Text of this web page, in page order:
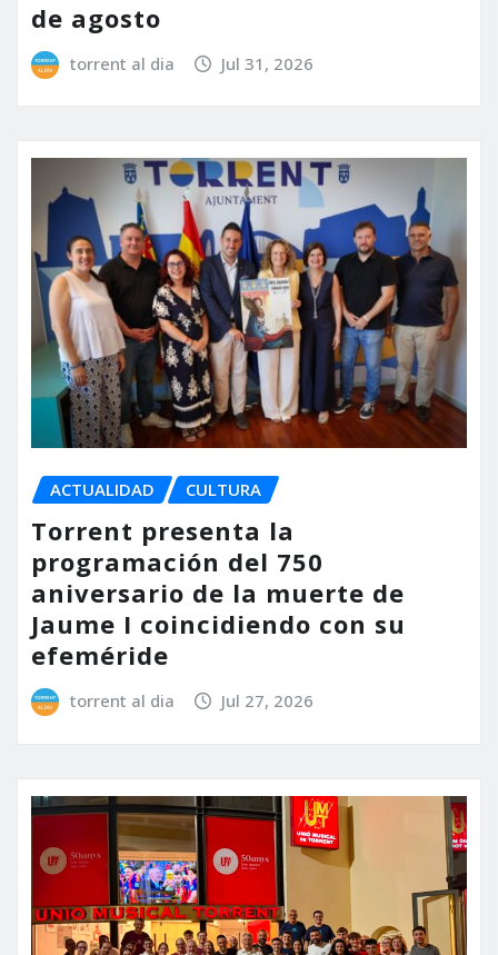
de agosto
torrent al dia Jul 31, 2026
ACTUALIDAD CULTURA
Torrent presenta la
programación del 750
aniversario de la muerte de
Jaume I coincidiendo con su
efeméride
torrent al dia Jul 27, 2026